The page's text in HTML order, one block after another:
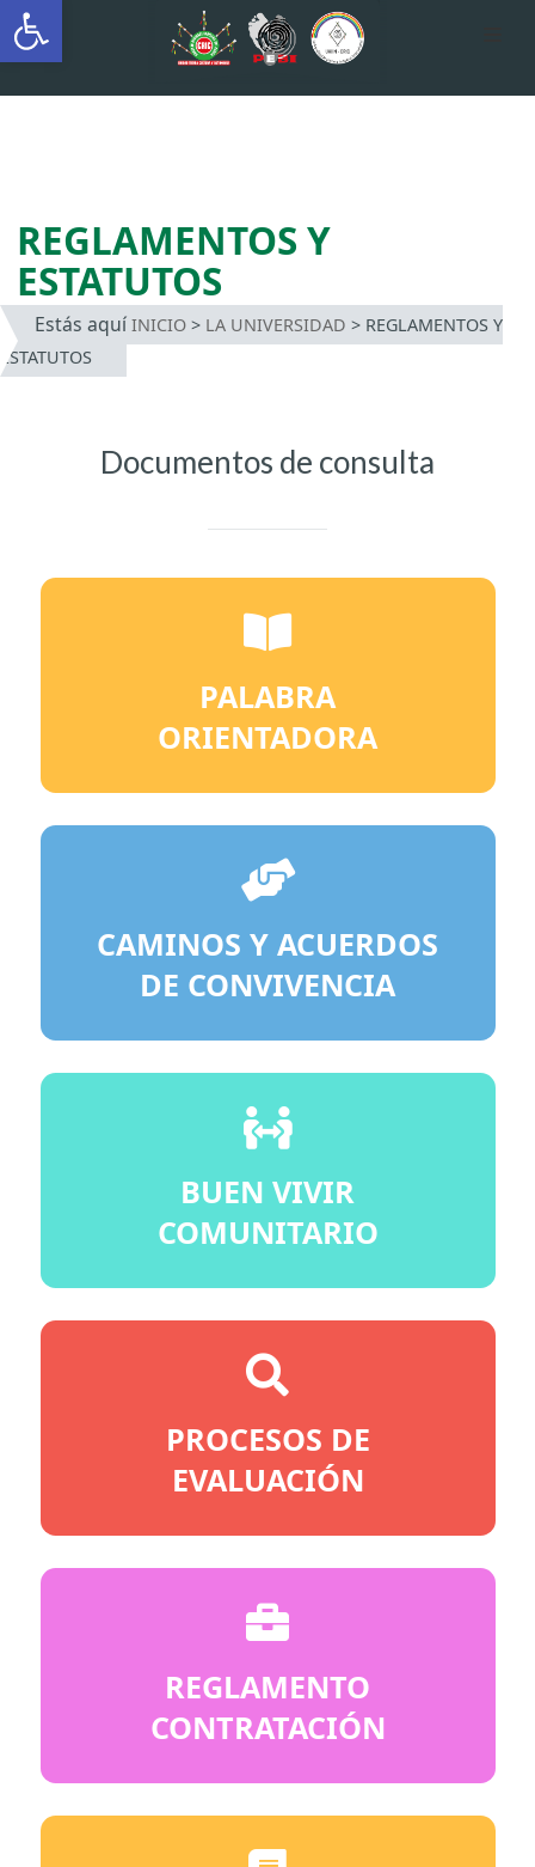
Saltar
al
INTERCULTURAL
REGLAMENTOS Y
ESTATUTOS
Estás aquí INICIO> LA UNIVERSIDAD > REGLAMENTOS Y
ESTATUTOS
Documentos de consulta
PALABRA
ORIENTADORA
CAMINOS Y ACUERDOS
DE CONVIVENCIA
BUEN VIVIR
COMUNITARIO
PROCESOS DE
EVALUACIÓN
REGLAMENTO
CONTRATACIÓN